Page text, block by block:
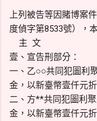
上列被告等因賭博案
度偵字第8533號），
主 文
壹、宣告刑部分：
一、乙○○共同犯圖利
金，以新臺幣壹仟元
二、方**共同犯圖利
金，以新臺幣壹仟元